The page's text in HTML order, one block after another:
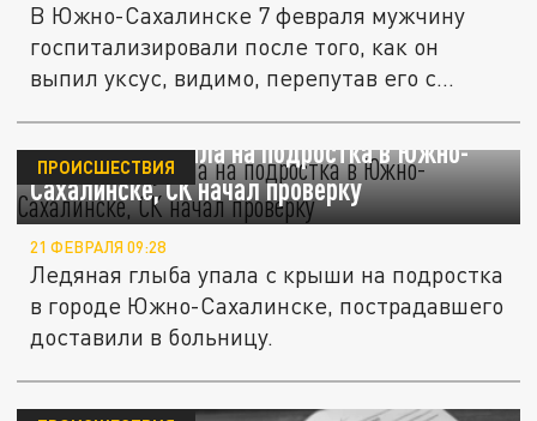
В Южно-Сахалинске 7 февраля мужчину
госпитализировали после того, как он
выпил уксус, видимо, перепутав его с...
Глыба льда упала на подростка в Южно-
Сахалинске, СК начал проверку
ПРОИСШЕСТВИЯ
21 ФЕВРАЛЯ 09:28
Ледяная глыба упала с крыши на подростка
в городе Южно-Сахалинске, пострадавшего
доставили в больницу.